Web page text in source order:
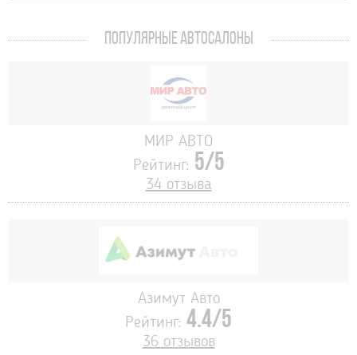
ПОПУЛЯРНЫЕ АВТОСАЛОНЫ
МИР АВТО
Рейтинг: 5/5
34 отзыва
Азимут Авто
Рейтинг: 4.4/5
36 отзывов